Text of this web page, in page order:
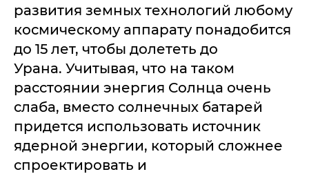
развития земных технологий любому
космическому аппарату понадобится
до 15 лет, чтобы долететь до
Урана. Учитывая, что на таком
расстоянии энергия Солнца очень
слаба, вместо солнечных батарей
придется использовать источник
ядерной энергии, который сложнее
спроектировать и